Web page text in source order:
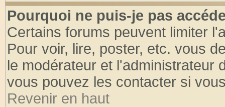
Pourquoi ne puis-je pas
Certains forums peuvent limiter
Pour voir, lire, poster, etc. vous
le modérateur et l'administrateur
vous pouvez les contacter si
Revenir en haut